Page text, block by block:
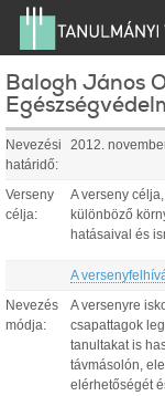
Balogh János
Nevezési
határidő:
2012.
Verseny
célja:
A verseny
különböző
hatásaival és
A
Nevezés
módja:
A versenyre
csapattagok
tanultakat is
távmásolón,
elérhetőségét